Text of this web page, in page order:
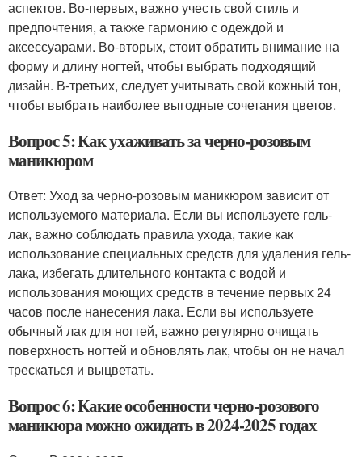
аспектов. Во-первых, важно учесть свой стиль и
предпочтения, а также гармонию с одеждой и
аксессуарами. Во-вторых, стоит обратить внимание на
форму и длину ногтей, чтобы выбрать подходящий
дизайн. В-третьих, следует учитывать свой кожный тон,
чтобы выбрать наиболее выгодные сочетания цветов.
Вопрос 5: Как ухаживать за черно-розовым
маникюром
Ответ: Уход за черно-розовым маникюром зависит от
используемого материала. Если вы используете гель-
лак, важно соблюдать правила ухода, такие как
использование специальных средств для удаления гель-
лака, избегать длительного контакта с водой и
использования моющих средств в течение первых 24
часов после нанесения лака. Если вы используете
обычный лак для ногтей, важно регулярно очищать
поверхность ногтей и обновлять лак, чтобы он не начал
трескаться и выцветать.
Вопрос 6: Какие особенности черно-розового
маникюра можно ожидать в 2024-2025 годах